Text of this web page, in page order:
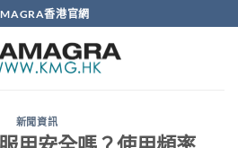
香港官網
新聞資訊